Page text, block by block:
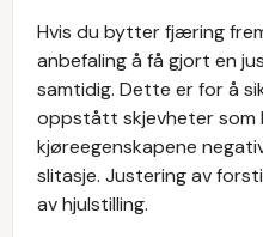
Hvis du bytter fjæring
anbefaling å få gjort en
samtidig. Dette er for å
oppstått skjevheter som
kjøreegenskapene
slitasje. Justering av
av hjulstilling.